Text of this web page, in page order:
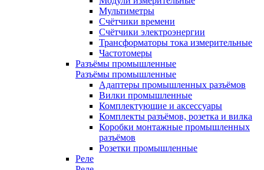
Мультиметры
Счётчики времени
Счётчики электроэнергии
Трансформаторы тока измерительные
Частотомеры
Разъёмы промышленные
Разъёмы промышленные
Адаптеры промышленных разъёмов
Вилки промышленные
Комплектующие и аксессуары
Комплекты разъёмов, розетка и вилка
Коробки монтажные промышленных
разъёмов
Розетки промышленные
Реле